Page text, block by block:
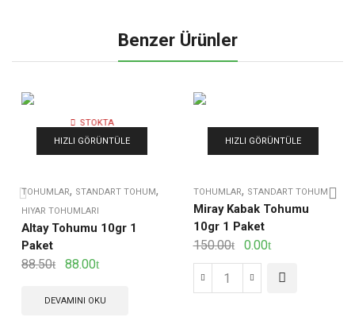
Benzer Ürünler
STOKTA
YOK
HIZLI GÖRÜNTÜLE
TOHUMLAR, STANDART TOHUM,
HIYAR TOHUMLARI
Altay Tohumu 10gr 1
Paket
88.50 88.00
DEVAMINI OKU
HIZLI GÖRÜNTÜLE
TOHUMLAR, STANDART TOHUM
Miray Kabak Tohumu
10gr 1 Paket
150.00 0.00